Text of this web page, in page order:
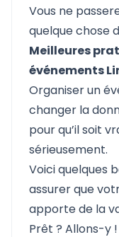
Vous ne
quelque chose
Meilleures
événements
Organiser un
changer la
pour qu’il soit
sérieusement.
Voici quelques
assurer que
apporte de la
Prêt ? Allons-y !